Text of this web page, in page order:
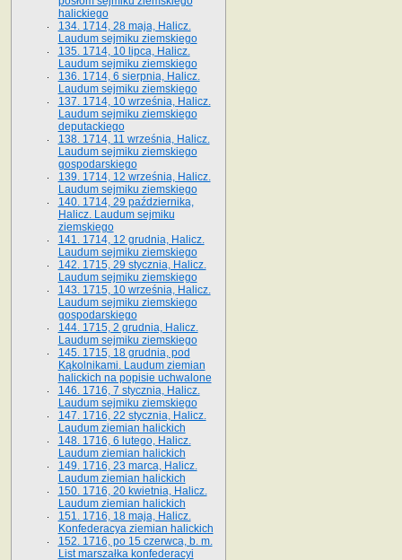
halickiego
134. 1714, 28 maja, Halicz.
Laudum sejmiku ziemskiego
135. 1714, 10 lipca, Halicz.
Laudum sejmiku ziemskiego
136. 1714, 6 sierpnia, Halicz.
Laudum sejmiku ziemskiego
137. 1714, 10 września, Halicz.
Laudum sejmiku ziemskiego
deputackiego
138. 1714, 11 września, Halicz.
Laudum sejmiku ziemskiego
gospodarskiego
139. 1714, 12 września, Halicz.
Laudum sejmiku ziemskiego
140. 1714, 29 października,
Halicz. Laudum sejmiku
ziemskiego
141. 1714, 12 grudnia, Halicz.
Laudum sejmiku ziemskiego
142. 1715, 29 stycznia, Halicz.
Laudum sejmiku ziemskiego
143. 1715, 10 września, Halicz.
Laudum sejmiku ziemskiego
gospodarskiego
144. 1715, 2 grudnia, Halicz.
Laudum sejmiku ziemskiego
145. 1715, 18 grudnia, pod
Kąkolnikami. Laudum ziemian
halickich na popisie uchwalone
146. 1716, 7 stycznia, Halicz.
Laudum sejmiku ziemskiego
147. 1716, 22 stycznia, Halicz.
Laudum ziemian halickich
148. 1716, 6 lutego, Halicz.
Laudum ziemian halickich
149. 1716, 23 marca, Halicz.
Laudum ziemian halickich
150. 1716, 20 kwietnia, Halicz.
Laudum ziemian halickich
151. 1716, 18 maja, Halicz.
Konfederacya ziemian halickich
152. 1716, po 15 czerwca, b. m.
List marszałka konfederacyi